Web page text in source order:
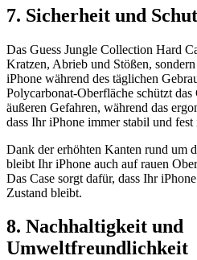
7. Sicherheit und
Das Guess Jungle Collection Hard
Kratzen, Abrieb und Stößen,
iPhone während des täglichen
Polycarbonat-Oberfläche schützt
äußeren Gefahren, während das
dass Ihr iPhone immer stabil und fest
Dank der erhöhten Kanten rund um
bleibt Ihr iPhone auch auf rauen
Das Case sorgt dafür, dass Ihr
Zustand bleibt.
8. Nachhaltigkeit und
Umweltfreundlichkeit